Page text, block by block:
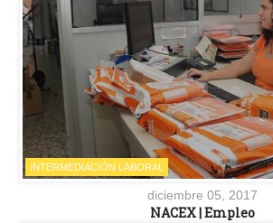
INTERMEDIACIÓN LABORAL
diciembre 05, 2017
NACEX | Empleo